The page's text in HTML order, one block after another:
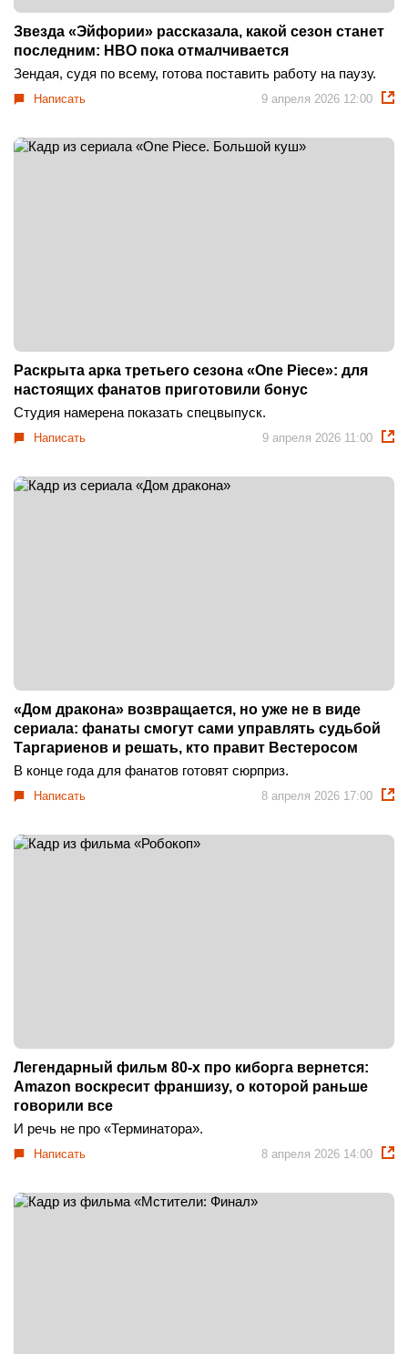
Звезда «Эйфории» рассказала, какой сезон станет
последним: HBO пока отмалчивается
Зендая, судя по всему, готова поставить работу на паузу.
Написать 9 апреля 2026 12:00
Раскрыта арка третьего сезона «One Piece»: для
настоящих фанатов приготовили бонус
Студия намерена показать спецвыпуск.
Написать 9 апреля 2026 11:00
«Дом дракона» возвращается, но уже не в виде
сериала: фанаты смогут сами управлять судьбой
Таргариенов и решать, кто правит Вестеросом
В конце года для фанатов готовят сюрприз.
Написать 8 апреля 2026 17:00
Легендарный фильм 80-х про киборга вернется:
Amazon воскресит франшизу, о которой раньше
говорили все
И речь не про «Терминатора».
Написать 8 апреля 2026 14:00